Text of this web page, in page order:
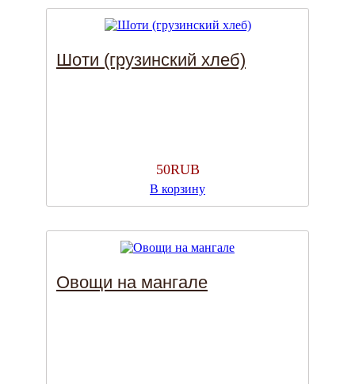
Шоти (грузинский хлеб)
50RUB
В корзину
Овощи на мангале